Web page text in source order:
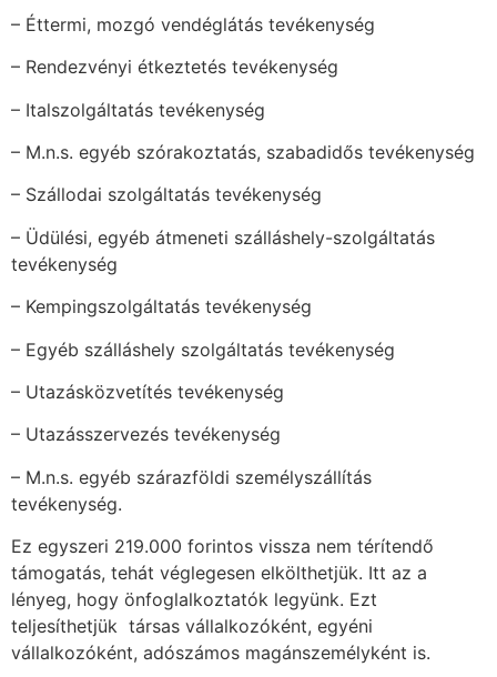
– Éttermi, mozgó vendéglátás tevékenység
– Rendezvényi étkeztetés tevékenység
– Italszolgáltatás tevékenység
– M.n.s. egyéb szórakoztatás, szabadidős tevékenység
– Szállodai szolgáltatás tevékenység
– Üdülési, egyéb átmeneti szálláshely-szolgáltatás
tevékenység
– Kempingszolgáltatás tevékenység
– Egyéb szálláshely szolgáltatás tevékenység
– Utazásközvetítés tevékenység
– Utazásszervezés tevékenység
– M.n.s. egyéb szárazföldi személyszállítás
tevékenység.
Ez egyszeri 219.000 forintos vissza nem térítendő
támogatás, tehát véglegesen elkölthetjük. Itt az a
lényeg, hogy önfoglalkoztatók legyünk. Ezt
teljesíthetjük társas vállalkozóként, egyéni
vállalkozóként, adószámos magánszemélyként is.